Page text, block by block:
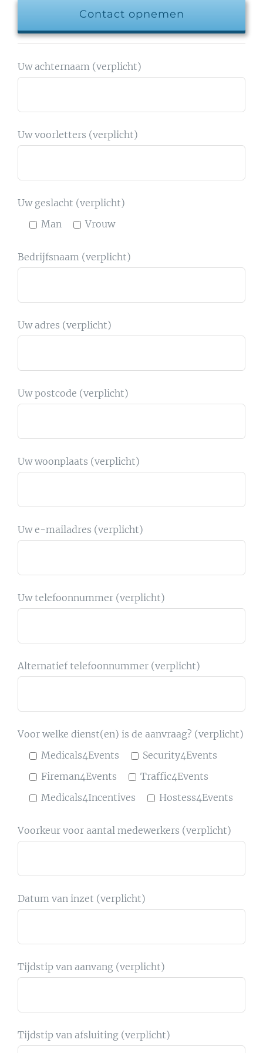
Contact opnemen
Uw achternaam (verplicht)
Uw voorletters (verplicht)
Uw geslacht (verplicht)
Man
Vrouw
Bedrijfsnaam (verplicht)
Uw adres (verplicht)
Uw postcode (verplicht)
Uw woonplaats (verplicht)
Uw e-mailadres (verplicht)
Uw telefoonnummer (verplicht)
Alternatief telefoonnummer (verplicht)
Voor welke dienst(en) is de aanvraag? (verplicht)
Medicals4Events
Security4Events
Fireman4Events
Traffic4Events
Medicals4Incentives
Hostess4Events
Voorkeur voor aantal medewerkers (verplicht)
Datum van inzet (verplicht)
Tijdstip van aanvang (verplicht)
Tijdstip van afsluiting (verplicht)